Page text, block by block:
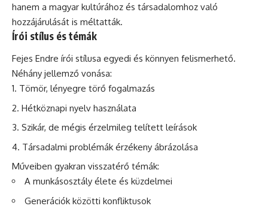
hanem a magyar kultúrához és társadalomhoz való
hozzájárulását is méltatták.
Írói stílus és témák
Fejes Endre írói stílusa egyedi és könnyen felismerhető.
Néhány jellemző vonása:
Tömör, lényegre törő fogalmazás
Hétköznapi nyelv használata
Szikár, de mégis érzelmileg telített leírások
Társadalmi problémák érzékeny ábrázolása
Műveiben gyakran visszatérő témák:
A munkásosztály élete és küzdelmei
Generációk közötti konfliktusok